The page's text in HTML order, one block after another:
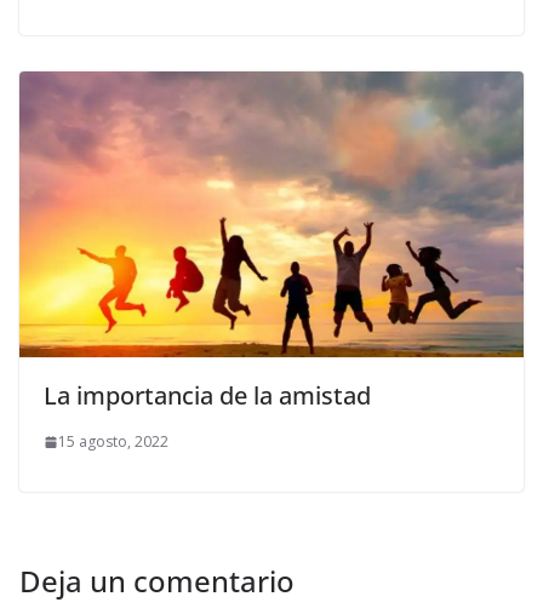
La importancia de la amistad
15 agosto, 2022
Deja un comentario